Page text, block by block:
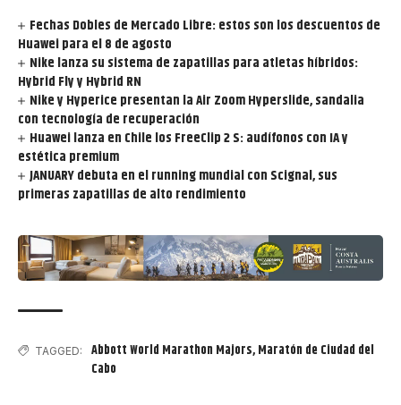
Fechas Dobles de Mercado Libre: estos son los descuentos de
Huawei para el 8 de agosto
Nike lanza su sistema de zapatillas para atletas híbridos:
Hybrid Fly y Hybrid RN
Nike y Hyperice presentan la Air Zoom Hyperslide, sandalia
con tecnología de recuperación
Huawei lanza en Chile los FreeClip 2 S: audífonos con IA y
estética premium
JANUARY debuta en el running mundial con Scignal, sus
primeras zapatillas de alto rendimiento
TAGGED: Abbott World Marathon Majors,Maratón de Ciudad del
Cabo